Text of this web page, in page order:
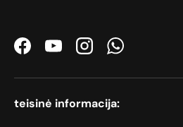
FacebookYouTubeInstagramWhatsApp
teisinė informacija: